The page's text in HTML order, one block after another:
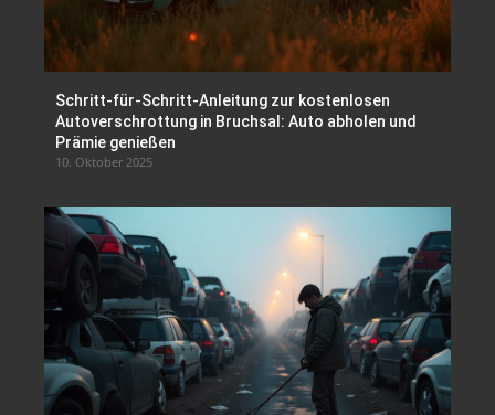
Schritt-für-Schritt-Anleitung zur kostenlosen
Autoverschrottung in Bruchsal: Auto abholen und
Prämie genießen
10. Oktober 2025